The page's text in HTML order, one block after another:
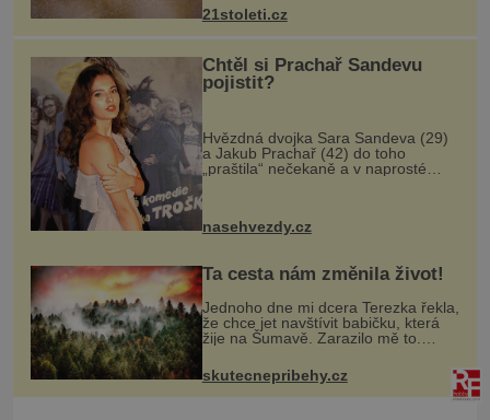
originální filmové kostýmy a rekvizity,
Bradavice, Hagridovu chýši i uč
21stoleti.cz
Chtěl si Prachař Sandevu
pojistit?
Hvězdná dvojka Sara Sandeva (29)
a Jakub Prachař (42) do toho
„praštila“ nečekaně a v naprosté
tajnosti, pouhé čtyři měsíce po
zásnubách. Podle všeho měli dobrý
důvod, proč se svatbou tolik
spěchali.
nasehvezdy.cz
Ta cesta nám změnila život!
Jednoho dne mi dcera Terezka řekla,
že chce jet navštívit babičku, která
žije na Šumavě. Zarazilo mě to.
neměli. Naše pětiletá dcera Terezka
měla vždycky divokou fan
skutecnepribehy.cz